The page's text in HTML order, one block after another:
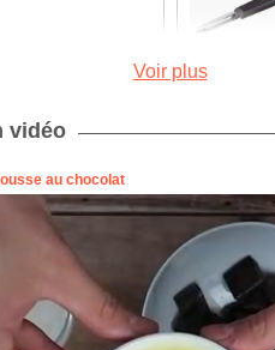
Voir plus
vidéo